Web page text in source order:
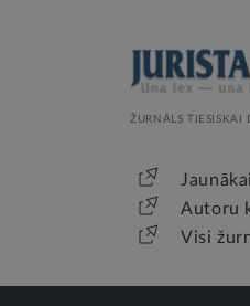
ŽURNĀLS TIESISKAI
Autoru
Visi